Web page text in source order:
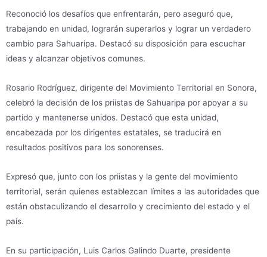
Reconoció los desafíos que enfrentarán, pero aseguró que,
trabajando en unidad, lograrán superarlos y lograr un verdadero
cambio para Sahuaripa. Destacó su disposición para escuchar
ideas y alcanzar objetivos comunes.
Rosario Rodríguez, dirigente del Movimiento Territorial en Sonora,
celebró la decisión de los priistas de Sahuaripa por apoyar a su
partido y mantenerse unidos. Destacó que esta unidad,
encabezada por los dirigentes estatales, se traducirá en
resultados positivos para los sonorenses.
Expresó que, junto con los priistas y la gente del movimiento
territorial, serán quienes establezcan límites a las autoridades que
están obstaculizando el desarrollo y crecimiento del estado y el
país.
En su participación, Luis Carlos Galindo Duarte, presidente